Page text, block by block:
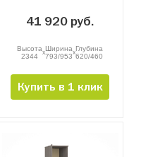
41 920 руб.
Высота
2344
xШирина
793/953xГлубина
620/460
Купить в 1 клик